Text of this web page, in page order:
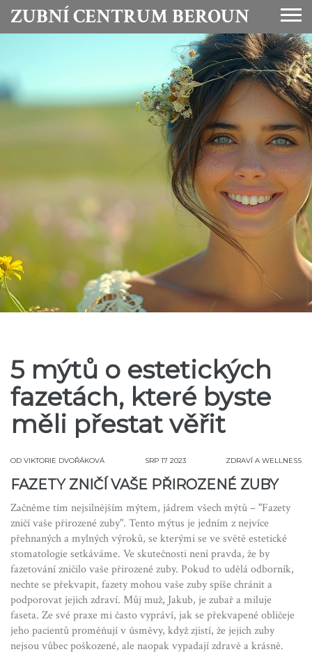
ZUBNÍ CENTRUM BEROUN
5 mýtů o estetických
fazetách, které byste
měli přestat věřit
OD VIKTORIE DVOŘÁKOVÁ SRP 17 2023 ZDRAVÍ A WELLNESS
FAZETY ZNIČÍ VAŠE PŘIROZENÉ ZUBY
Začněme tím nejsilnějším mýtem, jádrem všech mýtů – "Fazety
zničí vaše přirozené zuby". Tento mýtus je jedním z nejvíce
přehnaných a mylných výroků, se kterými se ve světě estetické
stomatologie setkáváme. Ve skutečnosti není pravda, že by
fazetování zničilo vaše přirozené zuby. Pokud to udělá odborník,
nechte se překvapit, fazety mohou vaše zuby spíše chránit a
podporovat jejich zdraví. Můj muž, Jakub, je zubař a miluje
faseta. Ze své praxe mi často vypráví, jak se překvapené obličeje
jeho pacientů proměňují v úsměvy, když zjistí, že jejich zuby
nejsou vůbec poškozené, ale naopak vypadají zdravě a krásně.